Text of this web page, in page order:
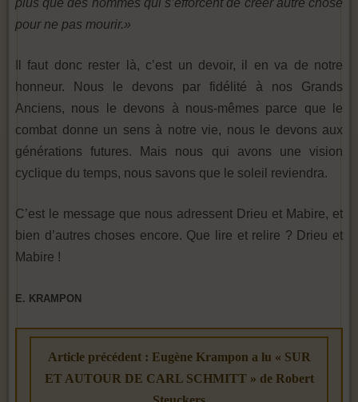
pour ne pas mourir.»
Il faut donc rester là, c’est un devoir, il en va de notre
honneur. Nous le devons par fidélité à nos Grands
Anciens, nous le devons à nous-mêmes parce que le
combat donne un sens à notre vie, nous le devons aux
générations futures. Mais nous qui avons une vision
cyclique du temps, nous savons que le soleil reviendra.
C’est le message que nous adressent Drieu et Mabire, et
bien d’autres choses encore. Que lire et relire ? Drieu et
Mabire !
E. KRAMPON
Article précédent : Eugène Krampon a lu « SUR
ET AUTOUR DE CARL SCHMITT » de Robert